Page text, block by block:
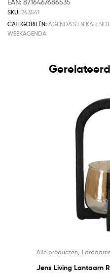
SKU: 243541
CATEGORIEËN: AGENDA'S EN
WEEKAGENDA
Alle producten
Jens Living Lantaarn